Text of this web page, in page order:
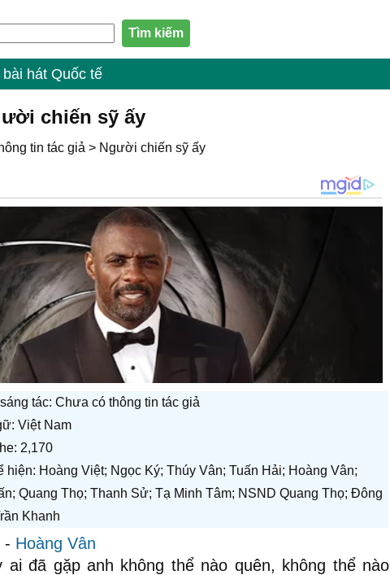
hát Quốc tế
chiến sỹ ấy
tin tác giả > Người chiến sỹ ấy
tác: Chưa có thông tin tác giả
Việt Nam
2,170
hiện: Hoàng Việt; Ngọc Ký; Thúy Vân; Tuấn Hải; Hoàng Vân;
Quang Thọ; Thanh Sử; Tạ Minh Tâm; NSND Quang Thọ; Đông
Khanh
- Hoàng Vân
ai đã gặp anh không thể nào quên, không thể nào